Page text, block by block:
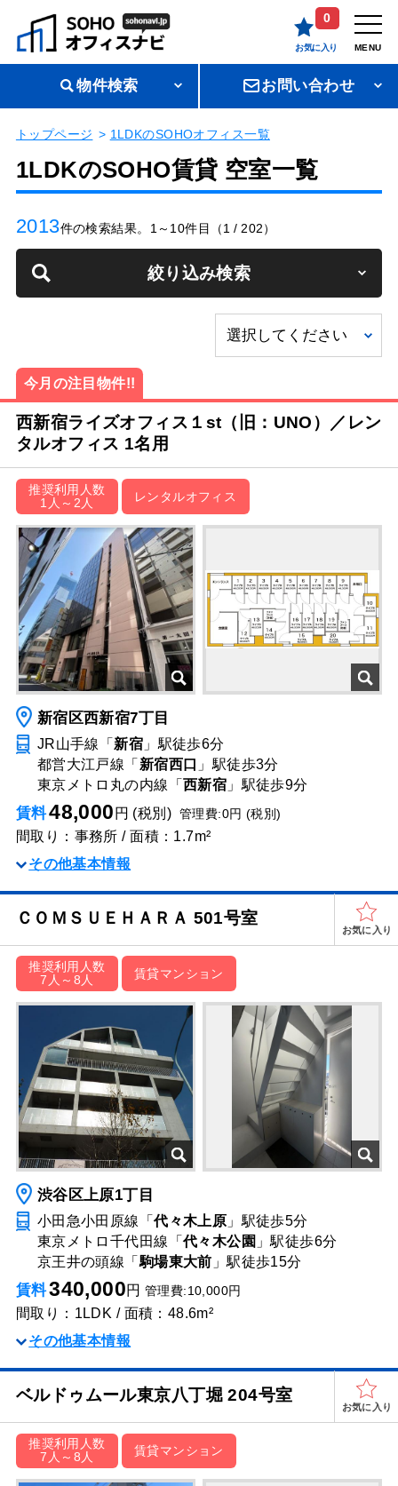
0
お気に入り MENU
物件検索 お問い合わせ
トップページ 1LDKのSOHOオフィス一覧
1LDKのSOHO賃貸 空室一覧
2013件の検索結果。1～10件目（1 / 202）
絞り込み検索
今月の注目物件!!
西新宿ライズオフィス１st（旧：UNO）／レン
タルオフィス 1名用
推奨利用人数
1人～2人
レンタルオフィス
新宿区西新宿7丁目
JR山手線「 新宿 」駅徒歩6分
都営大江戸線「 新宿西口 」駅徒歩3分
東京メトロ丸の内線「 西新宿 」駅徒歩9分
賃料48,000 円 (税別) 管理費:0円 (税別)
間取り：事務所 / 面積：1.7m²
その他基本情報
ＣＯＭＳＵＥＨＡＲＡ 501号室
お気に入り
推奨利用人数
7人～8人
賃貸マンション
渋谷区上原1丁目
小田急小田原線「代々木上原 」駅徒歩5分
東京メトロ千代田線「 代々木公園 」駅徒歩6分
京王井の頭線「駒場東大前 」駅徒歩15分
賃料340,000円 管理費:10,000円
間取り：1LDK / 面積：48.6m²
その他基本情報
ベルドゥムール東京⼋丁堀 204号室
お気に入り
推奨利用人数
7人～8人
賃貸マンション